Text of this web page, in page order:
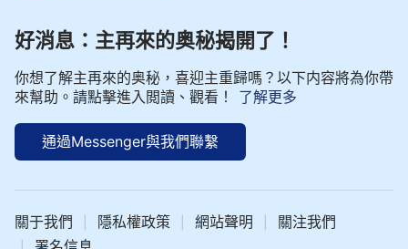
好消息：主再來的奥秘揭開了！
你想了解主再來的奥秘，喜迎主重歸嗎？以下内容將為你帶
來幫助。請點擊進入閲讀、觀看！
了解更多
通過Messenger與我們聯繫
關于我們 隱私權政策 網站聲明 關注我們